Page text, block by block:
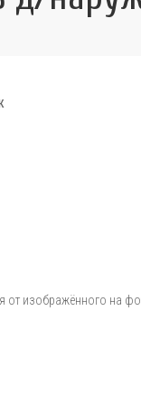
от изображённого на